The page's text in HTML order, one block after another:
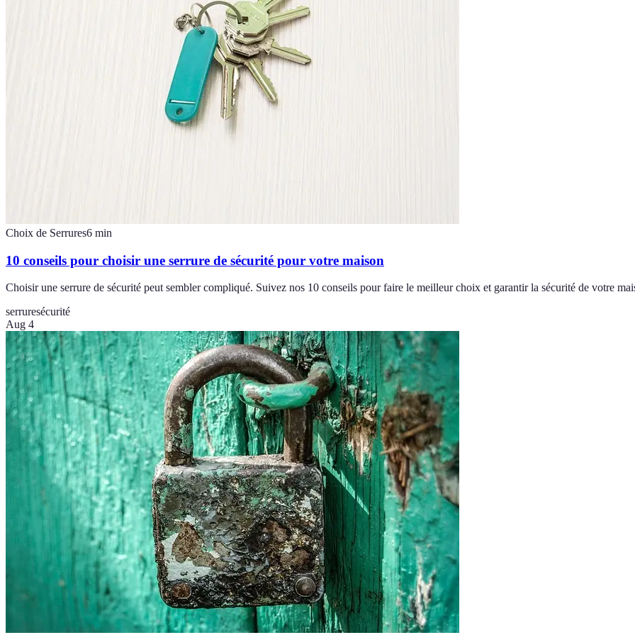
Choix de Serrures6 min
10 conseils pour choisir une serrure de sécurité pour votre maison
Choisir une serrure de sécurité peut sembler compliqué. Suivez nos 10 conseils pour faire le meilleur choix et garantir la sécurité de votre
serruresécurité
Aug 4